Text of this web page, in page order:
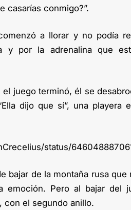
casarías conmigo?”.
a llorar y no podía
y por la adrenalina que
juego terminó, él se
dijo que sí”, una playera
status/
bajar de la montaña rusa
emoción. Pero al bajar del
con el segundo anillo.